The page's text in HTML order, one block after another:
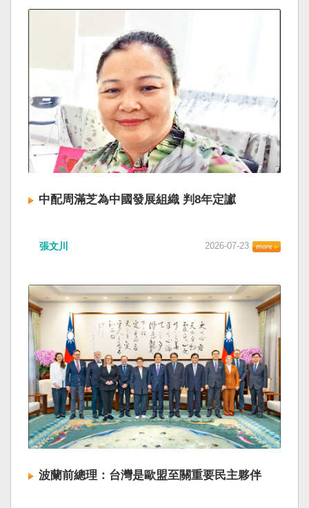
中配周滿芝為中國發展組織 判8年定讞
張文川 2026-07-23
波蘭前總理：台灣是歐盟至關重要民主夥伴